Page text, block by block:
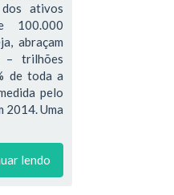
ativos
100.000
abraçam
– trilhões
de toda a
pelo
2014. Uma
lendo